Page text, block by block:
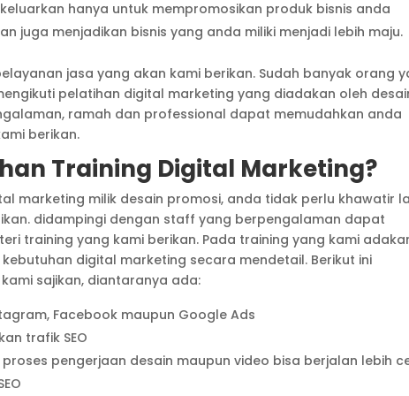
hanya untuk mempromosikan produk bisnis anda
juga menjadikan bisnis yang anda miliki menjadi lebih maju.
jasa yang akan kami berikan. Sudah banyak orang
pelatihan digital marketing yang diadakan oleh
ramah dan professional dapat memudahkan anda
berikan.
Training Digital Marketing?
marketing milik desain promosi, anda tidak perlu khawatir
didampingi dengan staff yang berpengalaman dapat
training yang kami berikan. Pada training yang kami
digital marketing secara mendetail. Berikut ini
sajikan, diantaranya ada:
Facebook maupun Google Ads
trafik SEO
pengerjaan desain maupun video bisa berjalan lebih